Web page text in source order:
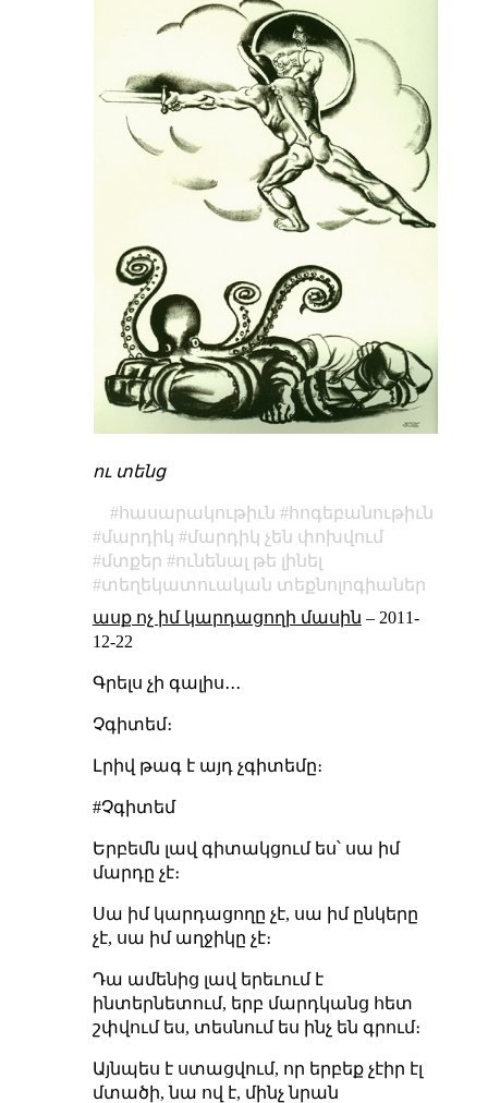
ու տենց
հասարակութիւն
հոգեբանութիւն
մարդիկ
մարդիկ չեն փոխվում
մտքեր
ունենալ թե լինել
տեղեկատուական տեքնոլոգիաներ
ասք ոչ իմ կարդացողի մասին – 2011-
12-22
Գրելս չի գալիս․․․
Չգիտեմ։
Լրիվ թագ է այդ չգիտեմը։
#Չգիտեմ
Երբեմն լավ գիտակցում ես՝ սա իմ
մարդը չէ։
Սա իմ կարդացողը չէ, սա իմ ընկերը
չէ, սա իմ աղջիկը չէ։
Դա ամենից լավ երեւում է
ինտերնետում, երբ մարդկանց հետ
շփվում ես, տեսնում ես ինչ են գրում։
Այնպես է ստացվում, որ երբեք չէիր էլ
մտածի, նա ով է, մինչ նրան